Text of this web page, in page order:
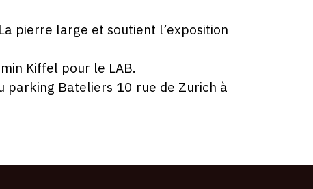
pierre large et soutient l’exposition
Kiffel pour le LAB.
parking Bateliers 10 rue de Zurich à